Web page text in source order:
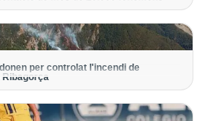
Cartogràfic i Geològic de Catalunya, amb
per controlat l'incendi de
Ribagorça
de la zona amb drons i mitjans aeris